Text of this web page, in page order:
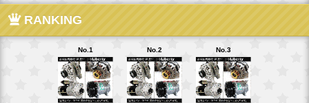
RANKING
No.1 No.2 No.3